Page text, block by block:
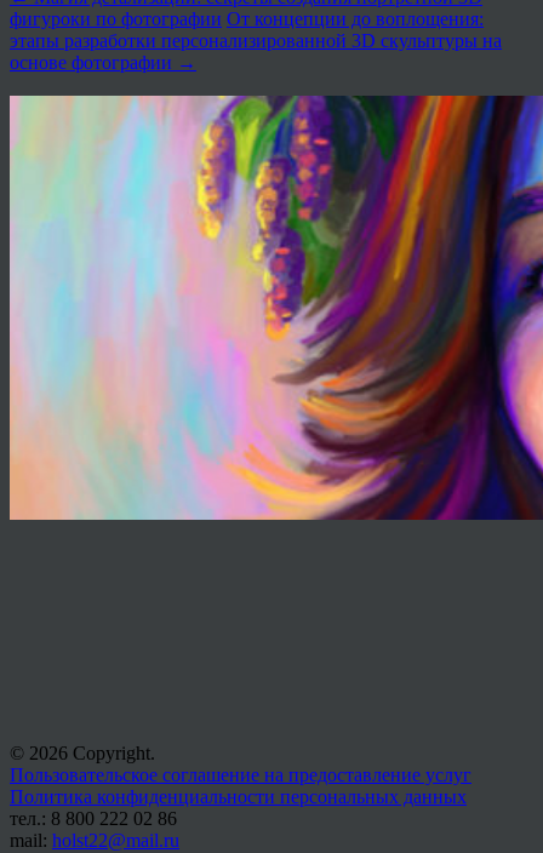
фигуроки по фотографии От концепции до воплощения:
этапы разработки персонализированной 3D скульптуры на
основе фотографии →
© 2026 Copyright.
Пользовательское соглашение на предоставление услуг
Политика конфиденциальности персональных данных
тел.: 8 800 222 02 86
mail: holst22@mail.ru